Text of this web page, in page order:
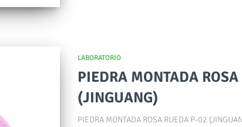
LABORATORIO
PIEDRA MONTADA
(JINGUANG)
PIEDRA MONTADA ROSA RUEDA P-02